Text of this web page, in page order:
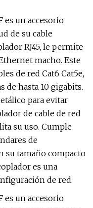
es un accesorio
de su cable
RJ45, le permite
macho. Este
de red Cat6 Cat5e,
de hasta 10 gigabits.
para evitar
de cable de red
su uso. Cumple
de
su tamaño compacto
es una
de red.
es un accesorio